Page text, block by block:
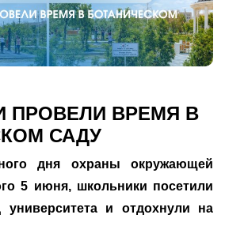
ПРОВЕЛИ ВРЕМЯ В
САДУ
дня охраны окружающей
5 июня, школьники посетили
университета и отдохнули на